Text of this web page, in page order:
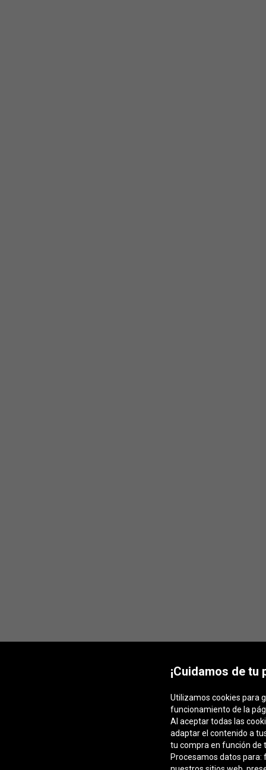
¡Cuidamos de tu
Utilizamos cookies para
funcionamiento de la
Al aceptar todas las
adaptar el contenido a
tu compra en función de
Procesamos datos para: